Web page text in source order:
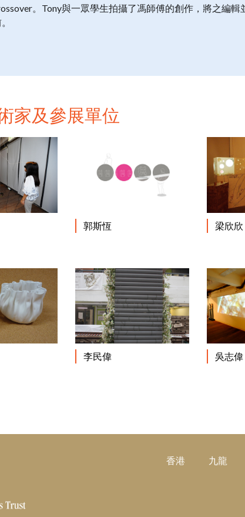
。Tony與一眾學生拍攝了馮師傅的創作，將之編
家及參展單位
郭斯恆 梁欣欣
李民偉 吳志偉
香港 九龍